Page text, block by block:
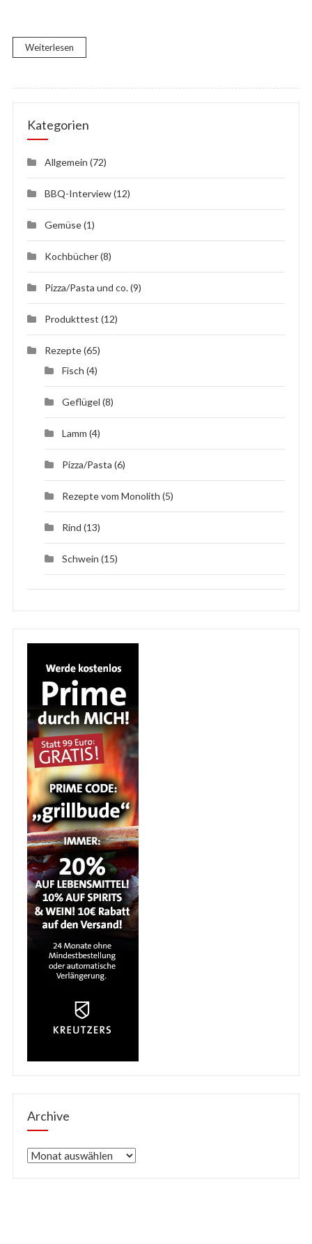
Weiterlesen
Kategorien
Allgemein (72)
BBQ-Interview(12)
Gemüse(1)
Kochbücher(8)
Pizza/Pasta und co.(9)
Produkttest (12)
Rezepte(65)
Fisch (4)
Geflügel (8)
Lamm (4)
Pizza/Pasta (6)
Rezepte vom Monolith (5)
Rind (13)
Schwein (15)
Archive
Archive